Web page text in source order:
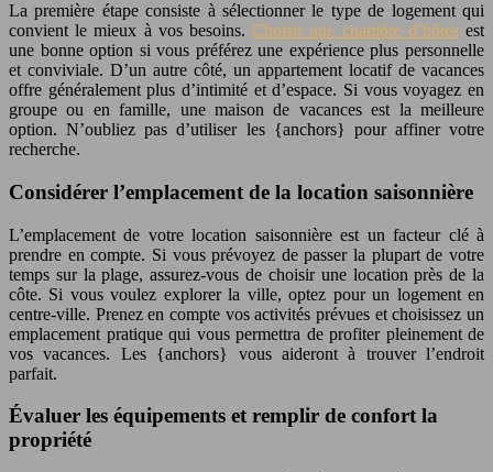
La première étape consiste à sélectionner le type de logement qui
convient le mieux à vos besoins.Choisir une chambre d’hôtesest
une bonne option si vous préférez une expérience plus personnelle
et conviviale. D’un autre côté, un appartement locatif de vacances
offre généralement plus d’intimité et d’espace. Si vous voyagez en
groupe ou en famille, une maison de vacances est la meilleure
option. N’oubliez pas d’utiliser les {anchors} pour affiner votre
recherche.
Considérer l’emplacement de la location saisonnière
L’emplacement de votre location saisonnière est un facteur clé à
prendre en compte. Si vous prévoyez de passer la plupart de votre
temps sur la plage, assurez-vous de choisir une location près de la
côte. Si vous voulez explorer la ville, optez pour un logement en
centre-ville. Prenez en compte vos activités prévues et choisissez un
emplacement pratique qui vous permettra de profiter pleinement de
vos vacances. Les {anchors} vous aideront à trouver l’endroit
parfait.
Évaluer les équipements et remplir de confort la
propriété